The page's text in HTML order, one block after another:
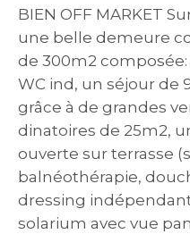
BIEN OFF MARKET
une belle demeure
de 300m2 composée:
WC ind, un séjour de
grâce à de grandes
dinatoires de 25m2,
ouverte sur terrasse
balnéothérapie,
dressing
solarium avec vue